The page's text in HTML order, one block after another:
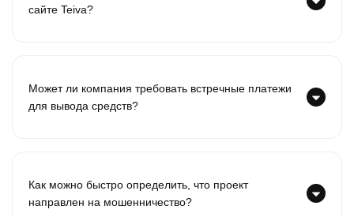
сайте Teiva?
Может ли компания требовать встречные платежи
для вывода средств?
Как можно быстро определить, что проект
направлен на мошенничество?